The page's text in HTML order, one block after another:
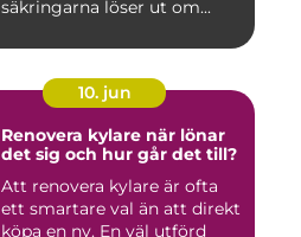
säkringarna löser ut om...
10. jun
Renovera kylare när lönar
det sig och hur går det till?
Att renovera kylare är ofta
ett smartare val än att direkt
köpa en ny. En väl utförd